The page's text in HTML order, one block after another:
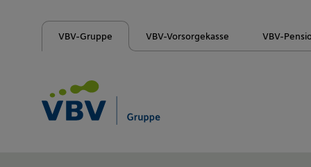
VBV-Gruppe VBV-Vorsorgekasse VBV-